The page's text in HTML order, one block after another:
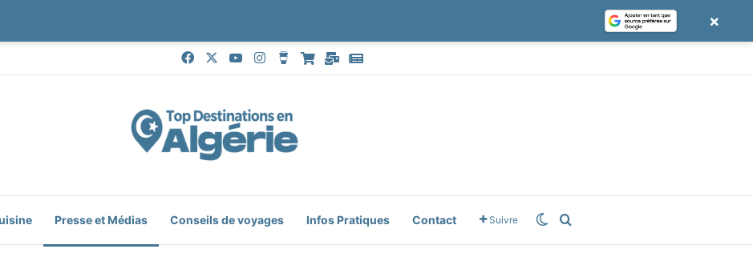
FacebookYouTubeInstagramBuy Me a Coffee
Boutique
MailGoogle News
Presse et Médias Conseils de voyages Infos Pratiques Contact Suivre Switch skin
×